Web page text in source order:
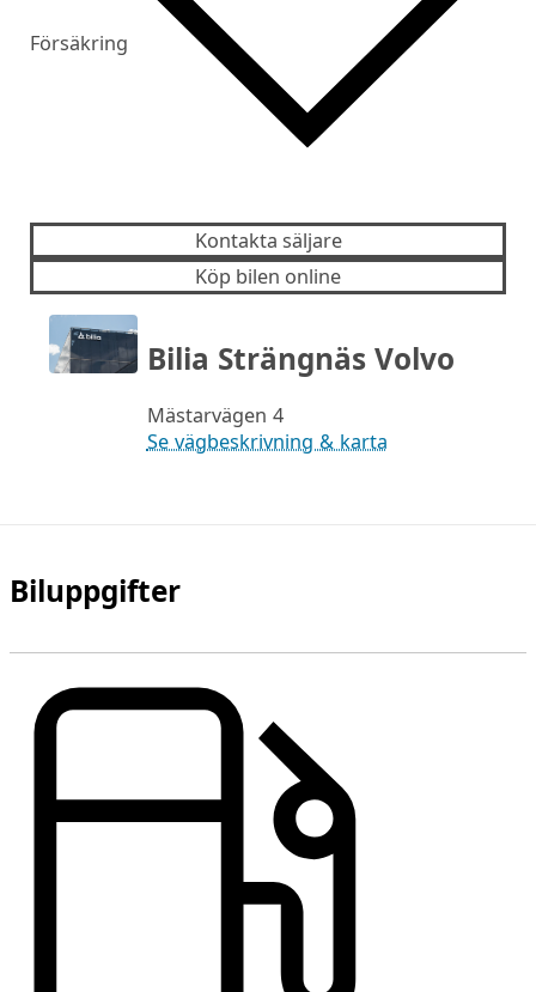
Försäkring
Kontakta säljare
Köp bilen online
Bilia Strängnäs Volvo
Mästarvägen 4
Se vägbeskrivning & karta
Biluppgifter